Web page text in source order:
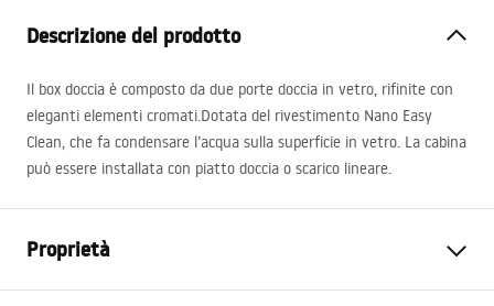
Descrizione del prodotto
Il box doccia è composto da due porte doccia in vetro, rifinite con
eleganti elementi cromati.Dotata del rivestimento Nano Easy
Clean, che fa condensare l’acqua sulla superficie in vetro. La cabina
può essere installata con piatto doccia o scarico lineare.
Proprietà